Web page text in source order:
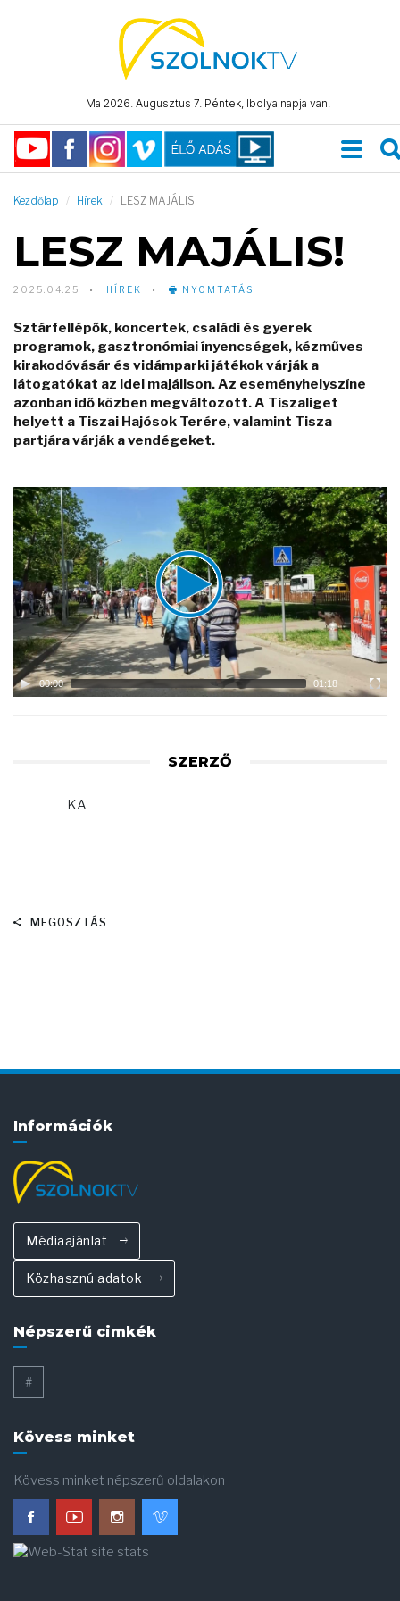
Ma 2026. Augusztus 7. Péntek, Ibolya napja van.
Kezdőlap Hírek LESZ MAJÁLIS!
LESZ MAJÁLIS!
2025.04.25 HÍREK NYOMTATÁS
Sztárfellépők, koncertek, családi és gyerek
programok, gasztronómiai ínyencségek, kézműves
kirakodóvásár és vidámparki játékok várják a
látogatókat az idei majálison. Az eseményhelyszíne
azonban idő közben megváltozott. A Tiszaliget
helyett a Tiszai Hajósok Terére, valamint Tisza
partjára várják a vendégeket.
Video
Player
00:00 01:18
SZERZŐ
KA
MEGOSZTÁS
Információk
Médiaajánlat
Közhasznú adatok
Népszerű cimkék
#
Kövess minket
Kövess minket népszerű oldalakon